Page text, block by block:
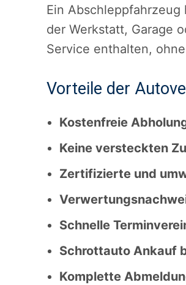
Ein
der Werkstatt, Garage
Service enthalten,
Vorteile der
Kostenfreie
Keine versteckten
Zertifizierte und
Schnelle
Schrottauto Ankauf
Komplette